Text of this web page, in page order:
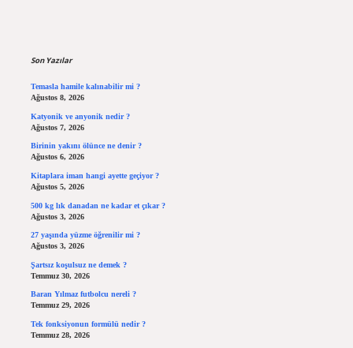
Son Yazılar
Temasla hamile kalınabilir mi ?
Ağustos 8, 2026
Katyonik ve anyonik nedir ?
Ağustos 7, 2026
Birinin yakını ölünce ne denir ?
Ağustos 6, 2026
Kitaplara iman hangi ayette geçiyor ?
Ağustos 5, 2026
500 kg lık danadan ne kadar et çıkar ?
Ağustos 3, 2026
27 yaşında yüzme öğrenilir mi ?
Ağustos 3, 2026
Şartsız koşulsuz ne demek ?
Temmuz 30, 2026
Baran Yılmaz futbolcu nereli ?
Temmuz 29, 2026
Tek fonksiyonun formülü nedir ?
Temmuz 28, 2026